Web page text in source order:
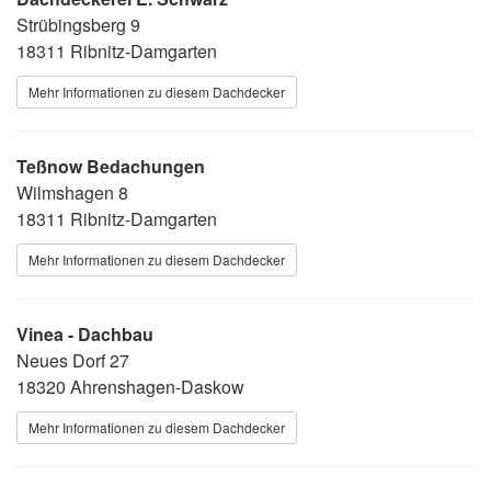
Strübingsberg 9
18311 Ribnitz-Damgarten
Mehr Informationen zu diesem Dachdecker
Teßnow Bedachungen
Wilmshagen 8
18311 Ribnitz-Damgarten
Mehr Informationen zu diesem Dachdecker
Vinea - Dachbau
Neues Dorf 27
18320 Ahrenshagen-Daskow
Mehr Informationen zu diesem Dachdecker